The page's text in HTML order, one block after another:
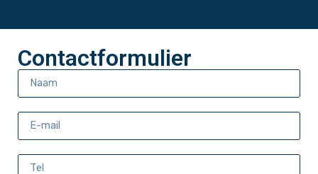
Contactformulier